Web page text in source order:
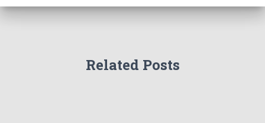
Related Posts